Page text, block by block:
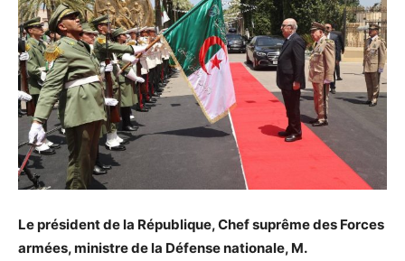
Le président de la République, Chef suprême des Forces
armées, ministre de la Défense nationale, M.